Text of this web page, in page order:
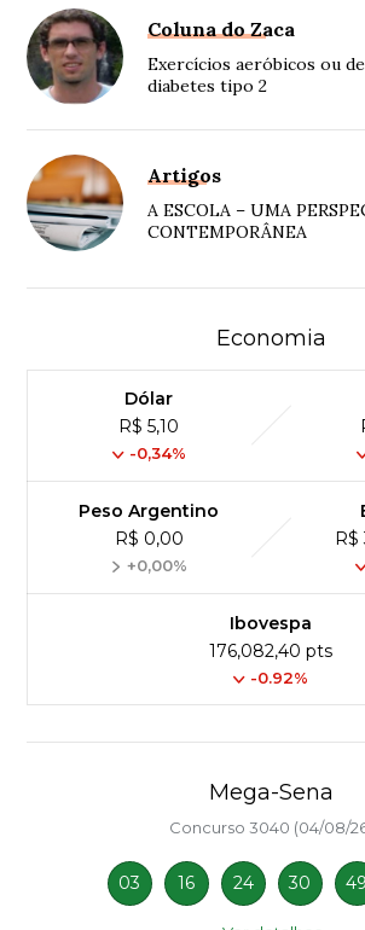
Coluna do Zaca
Exercícios aeróbicos ou
diabetes tipo 2
Artigos
A ESCOLA – UMA
CONTEMPORÂNEA
Economia
Dólar
R$ 5,10
-0,34%
Peso Argentino
R$ 0,00
+0,00%
R$
Ibovespa
176,082,40 pts
-0.92%
Mega-Sena
Concurso 3040 (04/08/
03 16 24 30 49